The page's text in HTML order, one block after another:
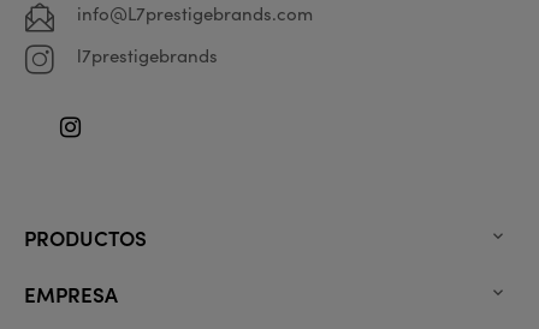
info@L7prestigebrands.com
l7prestigebrands
Instagram
PRODUCTOS 
EMPRESA 